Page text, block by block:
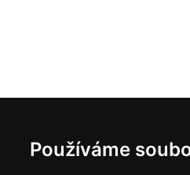
Používáme